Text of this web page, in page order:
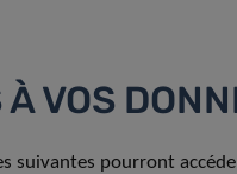
VOS
suivantes pourront